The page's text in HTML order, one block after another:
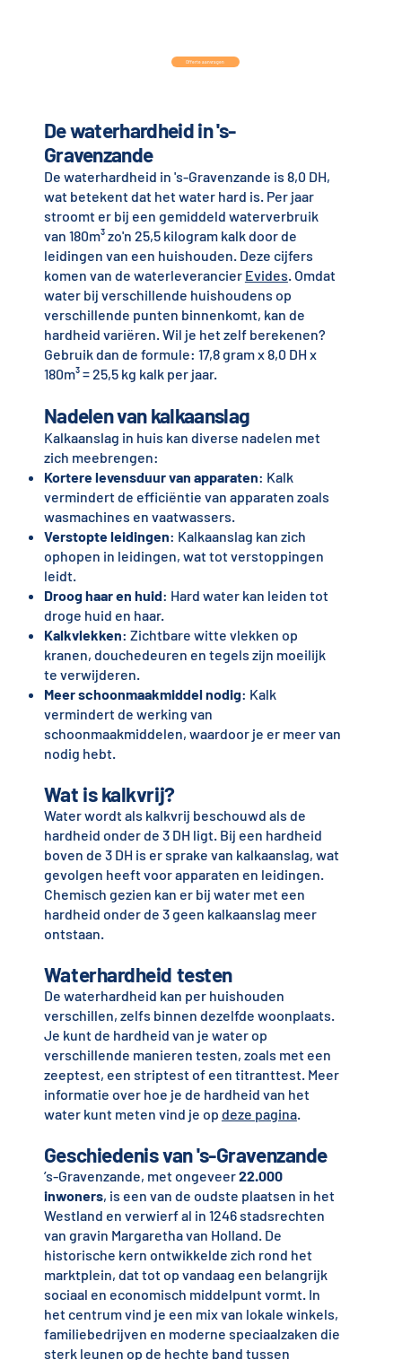
De waterhardheid in 's-
Gravenzande
De waterhardheid in 's-Gravenzande is 8,0 DH,
wat betekent dat het water hard is. Per jaar
stroomt er bij een gemiddeld waterverbruik
van 180m³ zo'n 25,5 kilogram kalk door de
leidingen van een huishouden. Deze cijfers
komen van de waterleverancier Evides. Omdat
water bij verschillende huishoudens op
verschillende punten binnenkomt, kan de
hardheid variëren. Wil je het zelf berekenen?
Gebruik dan de formule: 17,8 gram x 8,0 DH x
180m³ = 25,5 kg kalk per jaar.
Nadelen van kalkaanslag
Kalkaanslag in huis kan diverse nadelen met
zich meebrengen:
Kortere levensduur van apparaten: Kalk
vermindert de efficiëntie van apparaten zoals
wasmachines en vaatwassers.
Verstopte leidingen: Kalkaanslag kan zich
ophopen in leidingen, wat tot verstoppingen
leidt.
Droog haar en huid: Hard water kan leiden tot
droge huid en haar.
Kalkvlekken: Zichtbare witte vlekken op
kranen, douchedeuren en tegels zijn moeilijk
te verwijderen.
Meer schoonmaakmiddel nodig: Kalk
vermindert de werking van
schoonmaakmiddelen, waardoor je er meer van
nodig hebt.
Wat is kalkvrij?
Water wordt als kalkvrij beschouwd als de
hardheid onder de 3 DH ligt. Bij een hardheid
boven de 3 DH is er sprake van kalkaanslag, wat
gevolgen heeft voor apparaten en leidingen.
Chemisch gezien kan er bij water met een
hardheid onder de 3 geen kalkaanslag meer
ontstaan.
Waterhardheid testen
De waterhardheid kan per huishouden
verschillen, zelfs binnen dezelfde woonplaats.
Je kunt de hardheid van je water op
verschillende manieren testen, zoals met een
zeeptest, een striptest of een titranttest. Meer
informatie over hoe je de hardheid van het
water kunt meten vind je op deze pagina.
Geschiedenis van 's-Gravenzande
’s-Gravenzande, met ongeveer22.000
inwoners, is een van de oudste plaatsen in het
Westland en verwierf al in 1246 stadsrechten
van gravin Margaretha van Holland. De
historische kern ontwikkelde zich rond het
marktplein, dat tot op vandaag een belangrijk
sociaal en economisch middelpunt vormt. In
het centrum vind je een mix van lokale winkels,
familiebedrijven en moderne speciaalzaken die
sterk leunen op de hechte band tussen
Offerte aanvragen